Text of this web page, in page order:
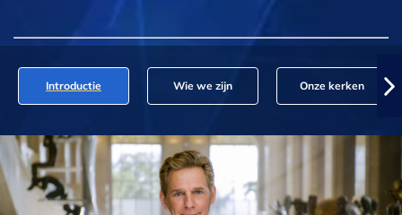
Introductie Wie we zijn Onze kerken